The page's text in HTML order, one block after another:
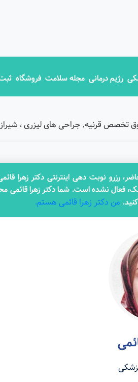
رژیم درمانی مجله سلامت فروشگاه
تخصص قرنیه, جراحی های لیزری ، شیراز
نوبت دهی اینترنتی دکتر زهرا
فعال نشده است. شما دکتر زهرا قائمی
من دکتر زهرا قائمی هستم.